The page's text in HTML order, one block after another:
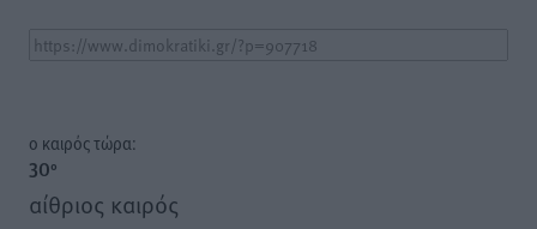
o καιρός τώρα:
30°
αίθριος καιρός